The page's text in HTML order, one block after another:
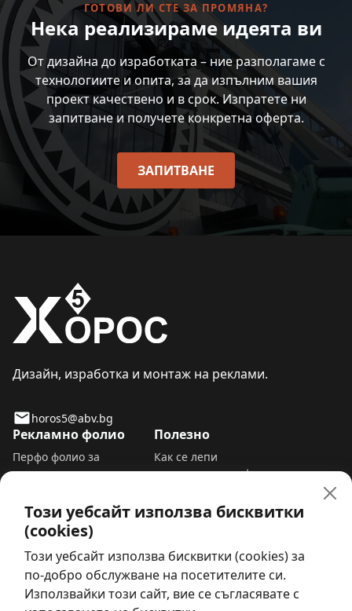
ГОТОВИ ЛИ СТЕ ЗА ПРОМЯНА?
Нека реализираме идеята ви
От дизайна до изработката – ние разполагаме с
технологиите и опита, за да изпълним вашия
проект качествено и в срок. Изпратете ни
запитване и получете конкретна оферта.
ЗАПИТВАНЕ
Дизайн, изработка и монтаж на реклами.
horos5@abv.bg
Рекламно фолио
Перфо фолио за
прозорци и витрини
Фолио за прозорци да не
се вижда отвън
Самозалепващо фолио за
под
Полезно
Как се лепи
самозалепващо фолио
самозалепващо фолио
Премахване на рекламно
Табела работно време
шаблон
За нас
Този уебсайт използва бисквитки
(cookies)
Този уебсайт използва бисквитки (cookies) за
по-добро обслужване на посетителите си.
Използвайки този сайт, вие се съгласявате с